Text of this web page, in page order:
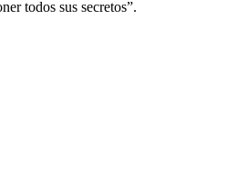
todos sus secretos”.